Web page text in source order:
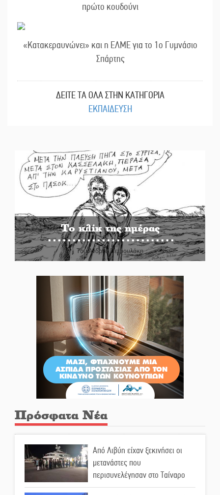
πρώτο κουδούνι
«Κατακεραυνώνει» και η ΕΛΜΕ για το 1ο Γυμνάσιο
Σπάρτης
ΔΕΙΤΕ ΤΑ ΟΛΑ ΣΤΗΝ ΚΑΤΗΓΟΡΙΑ
ΕΚΠΑΙΔΕΥΣΗ
Το κλίκ της ημέρας
Του Ανδρέα Πετρουλάκη
Πρόσφατα Νέα
Από Λιβύη είχαν ξεκινήσει οι
μετανάστες που
περισυνελέγησαν στο Ταίναρο